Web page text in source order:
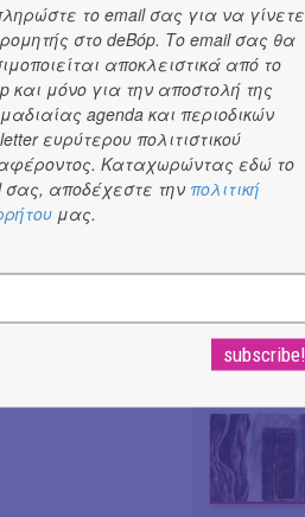
το email σας για να γίνετε
στο deBόp. Το email σας θα
αποκλειστικά από το
και μόνο για την αποστολή της
agenda και περιοδικών
ευρύτερου πολιτιστικού
Καταχωρώντας εδώ το
σας, αποδέχεστε την πολιτική
μας.